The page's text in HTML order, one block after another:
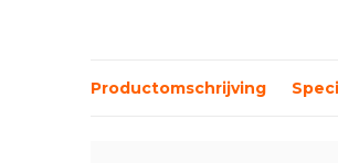
Productomschrijving